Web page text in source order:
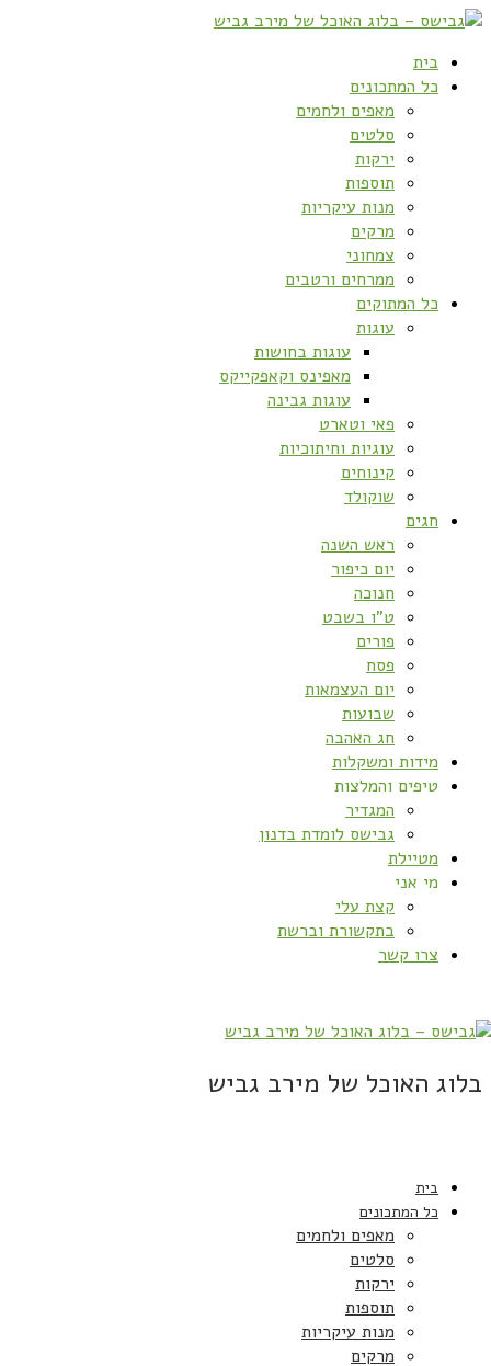
בית
כל המתכונים
מאפים ולחמים
סלטים
ירקות
תוספות
מנות עיקריות
מרקים
צמחוני
ממרחים ורטבים
כל המתוקים
עוגות
עוגות בחושות
מאפינס וקאפקייקס
עוגות גבינה
פאי וטארט
עוגיות וחיתוכיות
קינוחים
שוקולד
חגים
ראש השנה
יום כיפור
חנוכה
ט”ו בשבט
פורים
פסח
יום העצמאות
שבועות
חג האהבה
מידות ומשקלות
טיפים והמלצות
המגדיר
גבישס לומדת בדנון
מטיילת
מי אני
קצת עלי
בתקשורת וברשת
צרו קשר
בלוג האוכל של מירב גביש
בית
כל המתכונים
מאפים ולחמים
סלטים
ירקות
תוספות
מנות עיקריות
מרקים